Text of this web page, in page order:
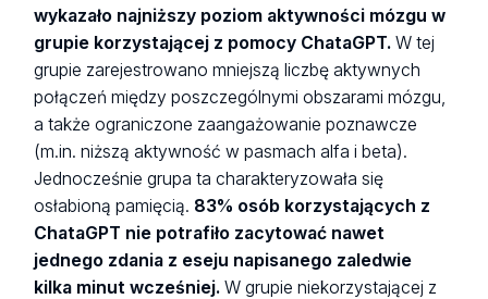
wykazało najniższy poziom aktywności mózgu w
grupie korzystającej z pomocy ChataGPT.W tej
grupie zarejestrowano mniejszą liczbę aktywnych
połączeń między poszczególnymi obszarami mózgu,
a także ograniczone zaangażowanie poznawcze
(m.in. niższą aktywność w pasmach alfa i beta).
Jednocześnie grupa ta charakteryzowała się
osłabioną pamięcią. 83% osób korzystających z
ChataGPT nie potrafiło zacytować nawet
jednego zdania z eseju napisanego zaledwie
kilka minut wcześniej.W grupie niekorzystającej z